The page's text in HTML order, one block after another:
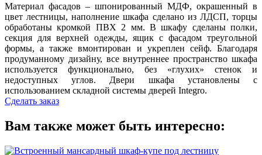
Материал фасадов – шпонированный МДФ, окрашенный в
цвет лестницы, наполнение шкафа сделано из ЛДСП, торцы
обработаны кромкой ПВХ 2 мм. В шкафу сделаны полки,
секция для верхней одежды, ящик с фасадом треугольной
формы, а также вмонтирован и укреплен сейф. Благодаря
продуманному дизайну, все внутреннее пространство шкафа
используется функционально, без «глухих» стенок и
недоступных углов. Двери шкафа установлены с
использованием складной системы дверей Integro.
Сделать заказ
Вам также может быть интересно: